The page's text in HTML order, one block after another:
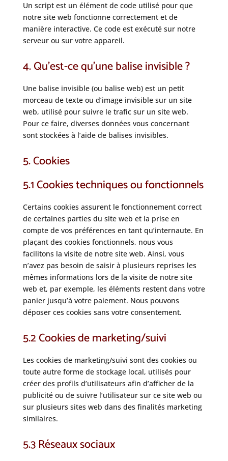
Un script est un élément de code utilisé pour que
notre site web fonctionne correctement et de
manière interactive. Ce code est exécuté sur notre
serveur ou sur votre appareil.
4. Qu’est-ce qu’une balise invisible ?
Une balise invisible (ou balise web) est un petit
morceau de texte ou d’image invisible sur un site
web, utilisé pour suivre le trafic sur un site web.
Pour ce faire, diverses données vous concernant
sont stockées à l’aide de balises invisibles.
5. Cookies
5.1 Cookies techniques ou fonctionnels
Certains cookies assurent le fonctionnement correct
de certaines parties du site web et la prise en
compte de vos préférences en tant qu’internaute. En
plaçant des cookies fonctionnels, nous vous
facilitons la visite de notre site web. Ainsi, vous
n’avez pas besoin de saisir à plusieurs reprises les
mêmes informations lors de la visite de notre site
web et, par exemple, les éléments restent dans votre
panier jusqu’à votre paiement. Nous pouvons
déposer ces cookies sans votre consentement.
5.2 Cookies de marketing/suivi
Les cookies de marketing/suivi sont des cookies ou
toute autre forme de stockage local, utilisés pour
créer des profils d’utilisateurs afin d’afficher de la
publicité ou de suivre l’utilisateur sur ce site web ou
sur plusieurs sites web dans des finalités marketing
similaires.
5.3 Réseaux sociaux